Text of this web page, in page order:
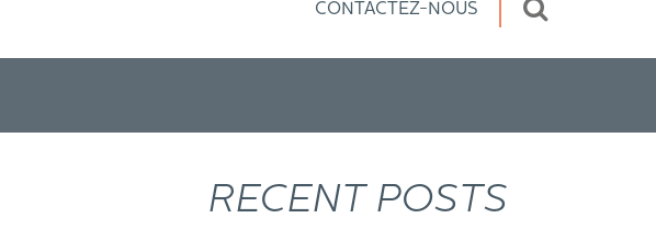
CONTACTEZ-NOUS
RECENT POSTS